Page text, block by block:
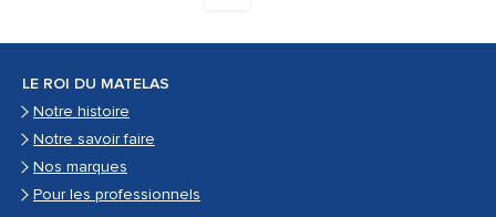
LE ROI DU MATELAS
Notre histoire
Notre savoir faire
Nos marques
Pour les professionnels